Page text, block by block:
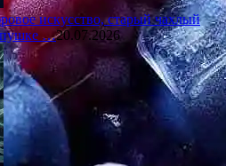
искусство, старый чахлый
…20.07.2026